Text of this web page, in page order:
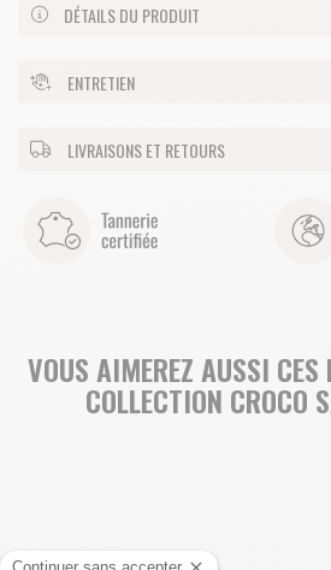
DÉTAILS DU PRODUIT
ENTRETIEN
LIVRAISONS ET RETOURS
VOUS AIMEREZ AUSSI
COLLECTION CROCO